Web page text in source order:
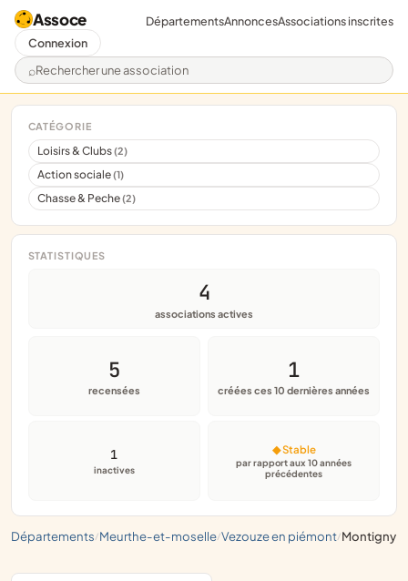
Assoce
Rechercher une association
DépartementsAnnoncesAssociations inscrites
Connexion
départements/ meurthe-et-moselle/ vezouze en piémont/ montigny
CATÉGORIE
Loisirs & Clubs(2)
Action sociale(1)
Chasse & Peche(2)
STATISTIQUES
4
associations actives
5
recensées
1
créées ces 10 dernières années
1
inactives
◆ Stable
par rapport aux 10 années
précédentes